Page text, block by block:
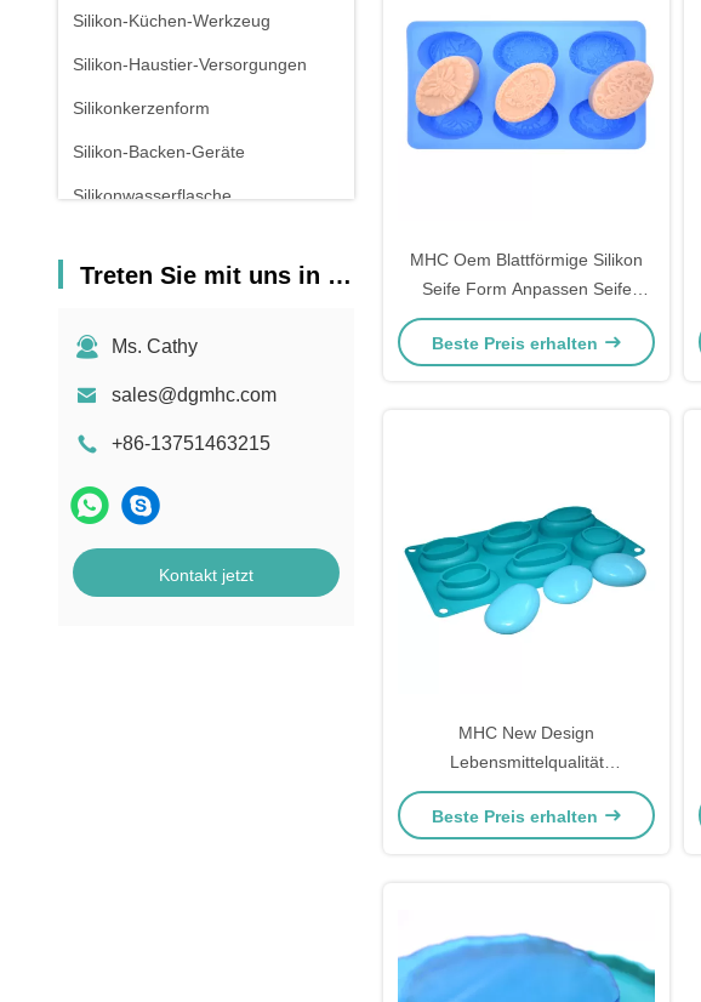
Silikon-Küchen-Werkzeug
Silikon-Haustier-Versorgungen
Silikonkerzenform
Silikon-Backen-Geräte
Silikonwasserflasche
Treten Sie mit uns in Verbindung
Ms. Cathy
sales@dgmhc.com
+86-13751463215
Kontakt jetzt
MHC Oem Blattförmige Silikon
Seife Form Anpassen Seife
Formen mit Logo in Formen
erstellen
Beste Preis erhalten
MHC New Design
Lebensmittelqualität
Handgefertigte DIY 3D Silizium
Seife Form
Beste Preis erhalten